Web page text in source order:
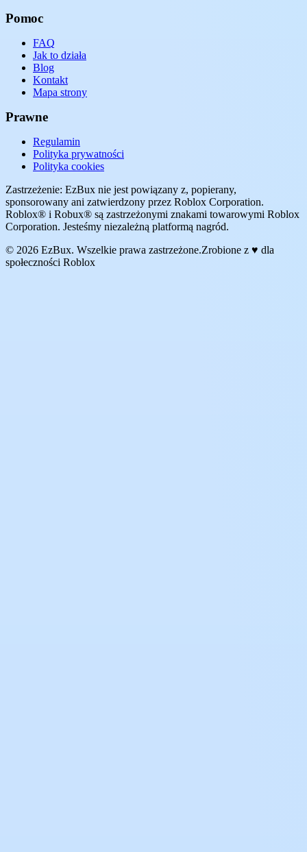
Pomoc
FAQ
Jak to działa
Blog
Kontakt
Mapa strony
Prawne
Regulamin
Polityka prywatności
Polityka cookies
Zastrzeżenie: EzBux nie jest powiązany z, popierany,
sponsorowany ani zatwierdzony przez Roblox Corporation.
Roblox® i Robux® są zastrzeżonymi znakami towarowymi Roblox
Corporation. Jesteśmy niezależną platformą nagród.
© 2026 EzBux. Wszelkie prawa zastrzeżone.Zrobione z ♥ dla
społeczności Roblox